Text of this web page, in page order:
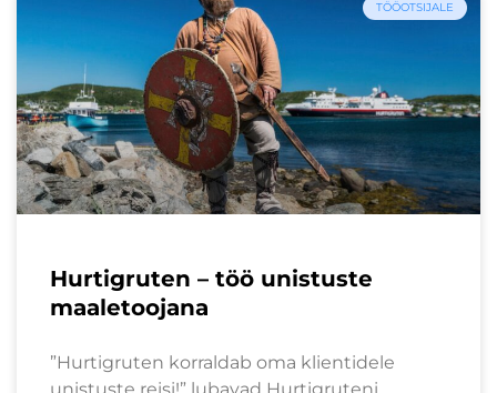
TÖÖOTSIJALE
Hurtigruten – töö unistuste
maaletoojana
”Hurtigruten korraldab oma klientidele
unistuste reisi!” lubavad Hurtigruteni